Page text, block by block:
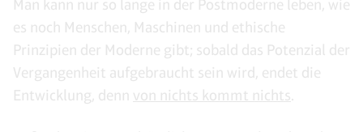
Man kann nur so lange in der Postmoderne leben, wie
es noch Menschen, Maschinen und ethische
Prinzipien der Moderne gibt; sobald das Potenzial der
Vergangenheit aufgebraucht sein wird, endet die
Entwicklung, denn von nichts kommt nichts